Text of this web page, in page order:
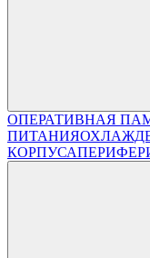
ОПЕРАТИВНАЯ
ПИТАНИЯ
КОРПУСА